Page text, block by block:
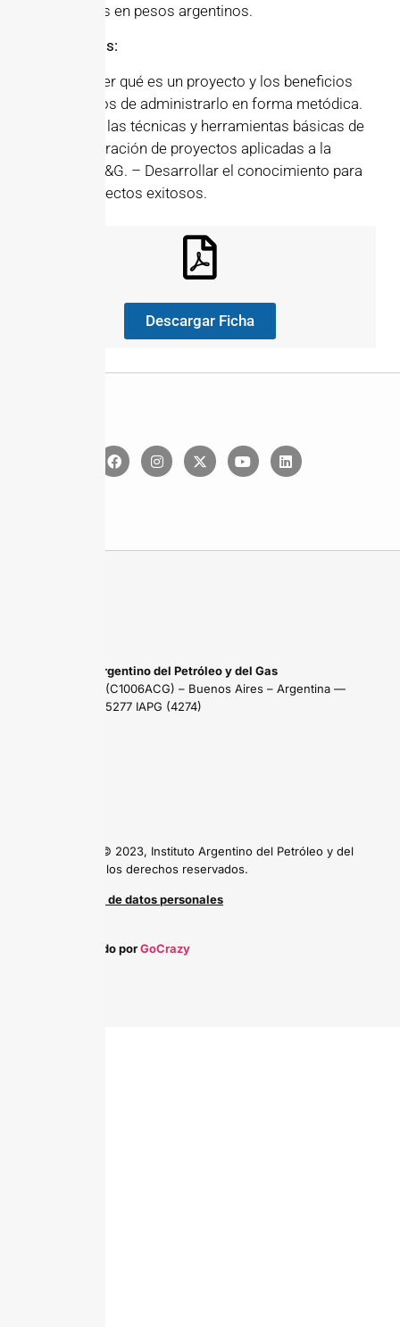
expresados en pesos argentinos.
Objetivos:
Comprender qué es un proyecto y los beneficios
económicos de administrarlo en forma metódica.
– Conocer las técnicas y herramientas básicas de
la administración de proyectos aplicadas a la
industria O&G. – Desarrollar el conocimiento para
lograr proyectos exitosos.
Descargar Ficha
Instituto Argentino del Petróleo y del Gas
Maipú 639 (C1006ACG) – Buenos Aires – Argentina —
Tel: (54 11) 5277 IAPG (4274)
Copyright © 2023, Instituto Argentino del Petróleo y del
Gas, todos los derechos reservados.
Protección de datos personales
Desarrollado porGoCrazy